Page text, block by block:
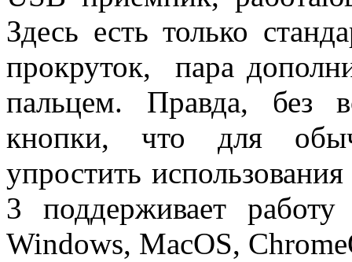
Здесь есть только
прокруток, пара
пальцем. Правда, без
кнопки, что для
упростить
3 поддерживает
Windows, MacOS,